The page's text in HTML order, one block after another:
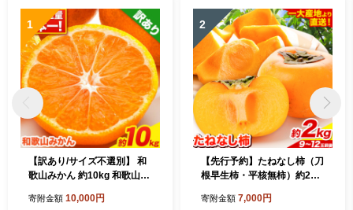
1
【訳あり/サイズ不選別】 和
歌山みかん 約10kg 和歌山県
出荷予定(土日祝除く)》たっ
寄附金額 10,000円
2
【先行予約】たねなし柿（刀
根早生柿・平核無柿）約2kg
月中旬-11月上旬頃出荷》 和
寄附金額 7,000円